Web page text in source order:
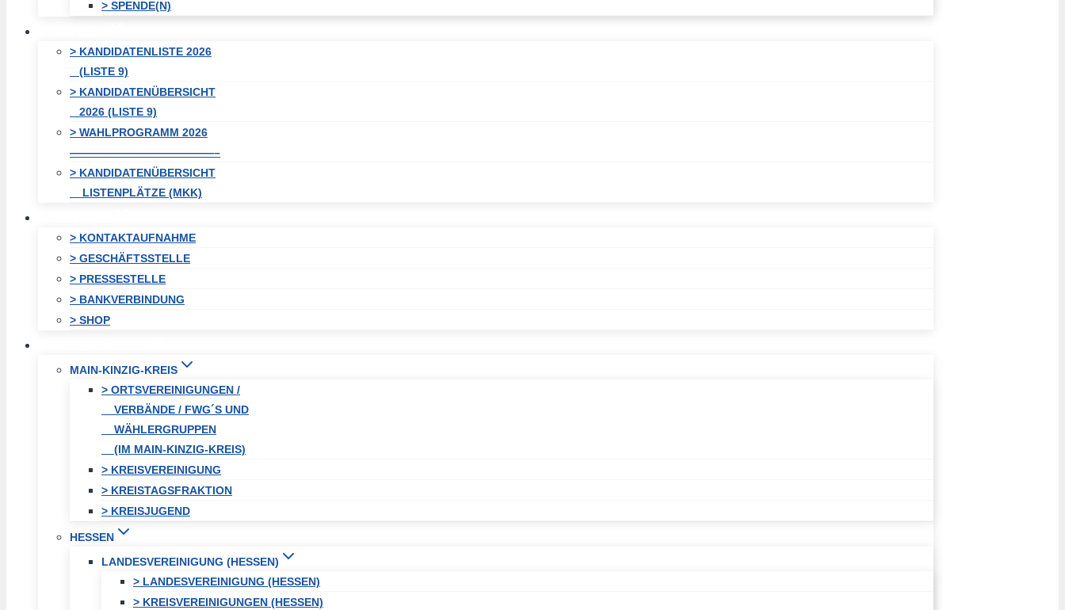
> SPENDE(N)
> KANDIDATENLISTE 2026
(LISTE 9)
> KANDIDATENÜBERSICHT
2026 (LISTE 9)
> WAHLPROGRAMM 2026
—————————————–
> KANDIDATENÜBERSICHT
LISTENPLÄTZE (MKK)
> KONTAKTAUFNAHME
> GESCHÄFTSSTELLE
> PRESSESTELLE
> BANKVERBINDUNG
> SHOP
MAIN-KINZIG-KREIS
> ORTSVEREINIGUNGEN /
VERBÄNDE / FWG´S UND
WÄHLERGRUPPEN
(IM MAIN-KINZIG-KREIS)
> KREISVEREINIGUNG
> KREISTAGSFRAKTION
> KREISJUGEND
HESSEN
LANDESVEREINIGUNG (HESSEN)
> LANDESVEREINIGUNG (HESSEN)
> KREISVEREINIGUNGEN (HESSEN)